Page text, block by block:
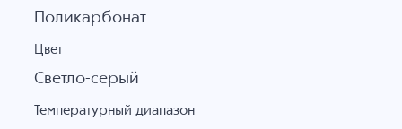
Поликарбонат
Цвет
Светло-серый
Температурный диапазон